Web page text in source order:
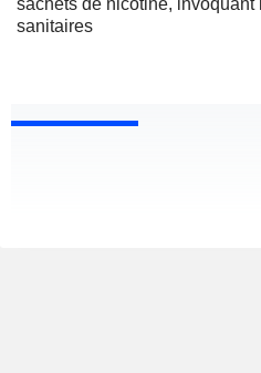
sachets de nicotine,
sanitaires